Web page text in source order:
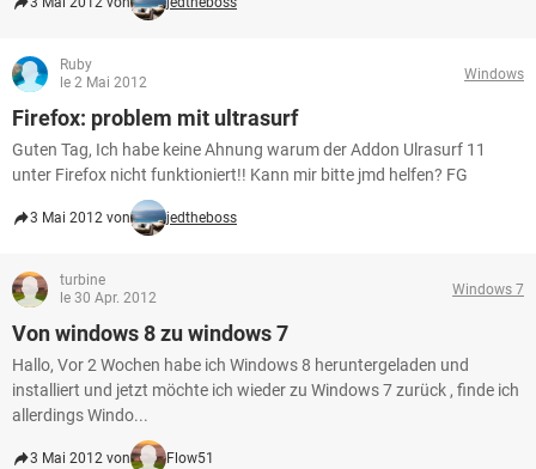
Ruby
le 2 Mai 2012
Windows
Firefox: problem mit ultrasurf
Guten Tag, Ich habe keine Ahnung warum der Addon Ulrasurf 11
unter Firefox nicht funktioniert!! Kann mir bitte jmd helfen? FG
3 Mai 2012 von jedtheboss
turbine
le 30 Apr. 2012
Windows 7
Von windows 8 zu windows 7
Hallo, Vor 2 Wochen habe ich Windows 8 heruntergeladen und
installiert und jetzt möchte ich wieder zu Windows 7 zurück , finde ich
allerdings Windo...
3 Mai 2012 von Flow51